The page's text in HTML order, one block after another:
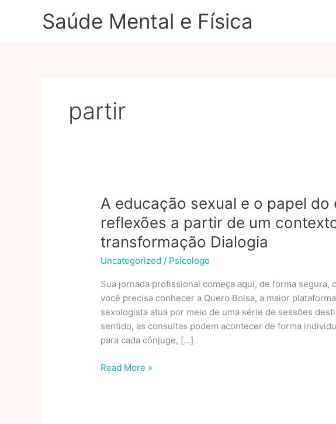
Saúde Mental e Física
partir
A educação sexual e o papel do
reflexões a partir de um
transformação Dialogia
Uncategorized / Psicologo
Sua jornada profissional começa aqui, de forma segura,
você precisa conhecer a Quero Bolsa, a maior
sexologista atua por meio de uma série de sessões
sentido, as consultas podem acontecer de forma
para cada cônjuge, […]
A
Read More »